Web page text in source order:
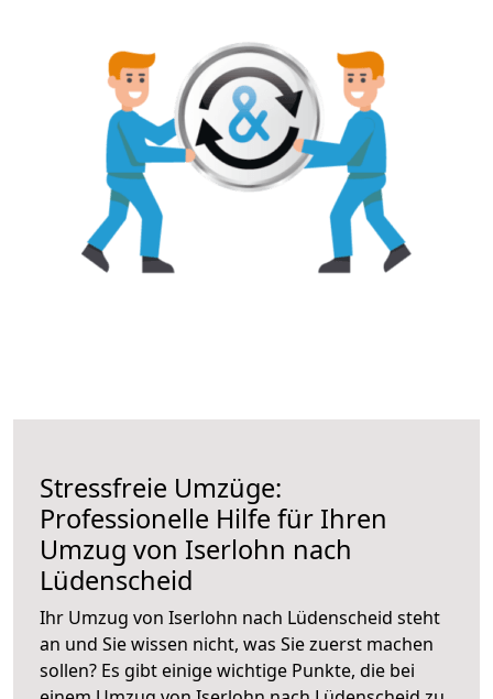
Stressfreie Umzüge:
Professionelle Hilfe für Ihren
Umzug von Iserlohn nach
Lüdenscheid
Ihr Umzug von Iserlohn nach Lüdenscheid steht
an und Sie wissen nicht, was Sie zuerst machen
sollen? Es gibt einige wichtige Punkte, die bei